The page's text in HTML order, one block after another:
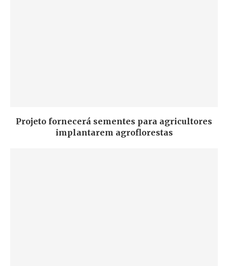
Projeto fornecerá sementes para agricultores
implantarem agroflorestas